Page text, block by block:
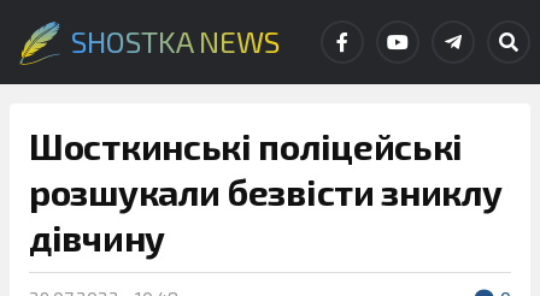
SHOSTKA NEWS
Шосткинські поліцейські
розшукали безвісти зниклу
дівчину